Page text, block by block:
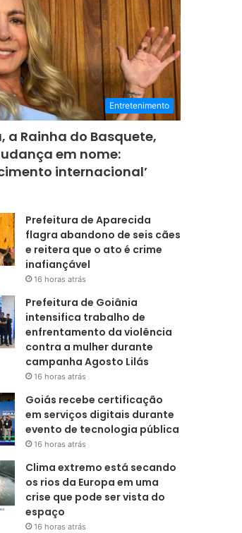
Entretenimento
a Rainha do Basquete,
em nome:
internacional’
Prefeitura de Aparecida
flagra abandono de seis cães
e reitera que o ato é crime
inafiançável
16 horas atrás
Prefeitura de Goiânia
intensifica trabalho de
enfrentamento da violência
contra a mulher durante
campanha Agosto Lilás
16 horas atrás
Goiás recebe certificação
em serviços digitais durante
evento de tecnologia pública
16 horas atrás
Clima extremo está secando
os rios da Europa em uma
crise que pode ser vista do
espaço
16 horas atrás